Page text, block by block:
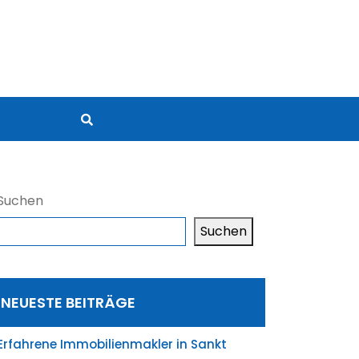
Suchen
NEUESTE BEITRÄGE
Immobilienmakler in Sankt